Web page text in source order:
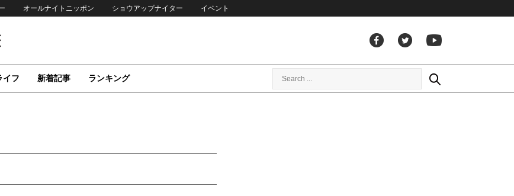
オールナイトニッポン ショウアップナイター イベント
イフ 新着記事 ランキング